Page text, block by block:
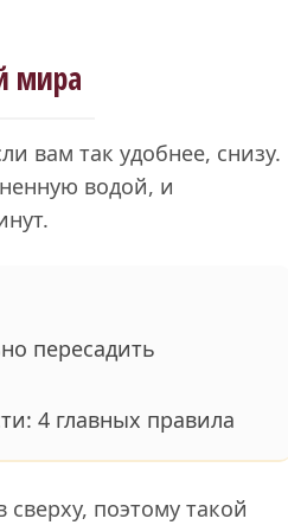
мира
вам так удобнее, снизу.
водой, и
пересадить
4 главных правила
поэтому такой